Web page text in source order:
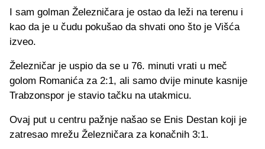
I sam golman Železničara je ostao da leži na terenu i
kao da je u čudu pokušao da shvati ono što je Višća
izveo.
Železničar je uspio da se u 76. minuti vrati u meč
golom Romanića za 2:1, ali samo dvije minute kasnije
Trabzonspor je stavio tačku na utakmicu.
Ovaj put u centru pažnje našao se Enis Destan koji je
zatresao mrežu Železničara za konačnih 3:1.